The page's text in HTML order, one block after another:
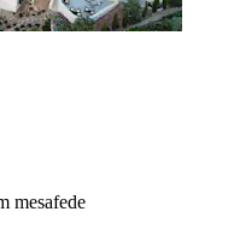
mesafede